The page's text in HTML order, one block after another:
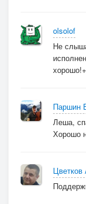
olsolof
Не
Паршин
Леша,
Хорошо
Цветков